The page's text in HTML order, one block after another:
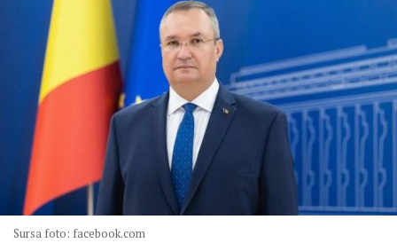
Sursa foto: facebook.com